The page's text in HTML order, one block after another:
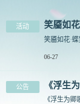
活动 笑靥如
笑靥如花·
06-27
公告 《浮生
《浮生为